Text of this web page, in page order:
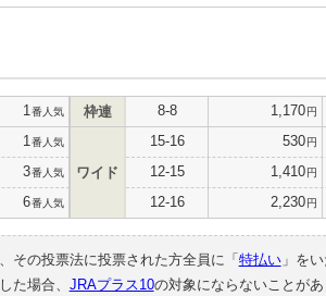
1 番人気
1 番人気
3番人気
6番人気
枠連 8-8 1,170円
ワイド
15-16 530円
12-15 1,410円
12-16 2,230円
その投票法に投票された方全員に「 特払い」をい
た場合、 JRAプラス10の対象にならないことがあ